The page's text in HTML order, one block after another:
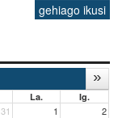
gehiago ikusi
La. Ig.
31 1 2